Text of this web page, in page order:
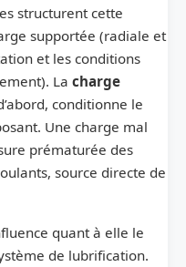
structurent cette
supportée (radiale et
et les conditions
La charge
conditionne le
Une charge mal
prématurée des
source directe de
quant à elle le
de lubrification.